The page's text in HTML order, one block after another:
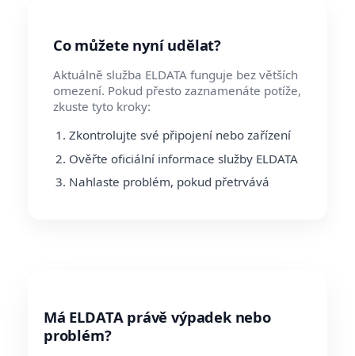
Co můžete nyní udělat?
Aktuálně služba ELDATA funguje bez větších
omezení. Pokud přesto zaznamenáte potíže,
zkuste tyto kroky:
Zkontrolujte své připojení nebo zařízení
Ověřte oficiální informace služby ELDATA
Nahlaste problém, pokud přetrvává
Má ELDATA právě výpadek nebo
problém?